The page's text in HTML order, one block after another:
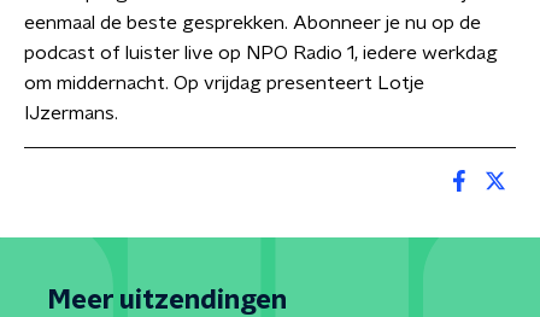
eenmaal de beste gesprekken. Abonneer je nu op de
podcast of luister live op NPO Radio 1, iedere werkdag
om middernacht. Op vrijdag presenteert Lotje
IJzermans.
Meer uitzendingen